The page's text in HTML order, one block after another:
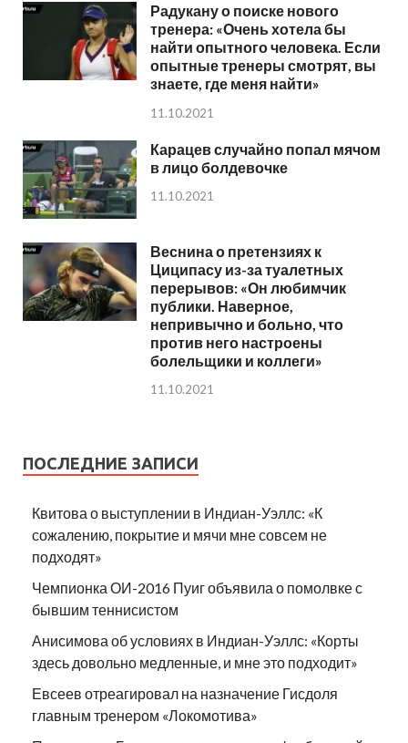
Радукану о поиске нового
тренера: «Очень хотела бы
найти опытного человека. Если
опытные тренеры смотрят, вы
знаете, где меня найти»
11.10.2021
Карацев случайно попал мячом
в лицо болдевочке
11.10.2021
Веснина о претензиях к
Циципасу из-за туалетных
перерывов: «Он любимчик
публики. Наверное,
непривычно и больно, что
против него настроены
болельщики и коллеги»
11.10.2021
ПОСЛЕДНИЕ ЗАПИСИ
Квитова о выступлении в Индиан-Уэллс: «К
сожалению, покрытие и мячи мне совсем не
подходят»
Чемпионка ОИ-2016 Пуиг объявила о помолвке с
бывшим теннисистом
Анисимова об условиях в Индиан-Уэллс: «Корты
здесь довольно медленные, и мне это подходит»
Евсеев отреагировал на назначение Гисдоля
главным тренером «Локомотива»